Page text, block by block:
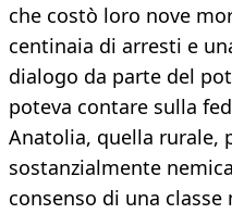
che costò loro nove
centinaia di arresti e
dialogo da parte del
poteva contare sulla
Anatolia, quella rurale,
sostanzialmente
consenso di una